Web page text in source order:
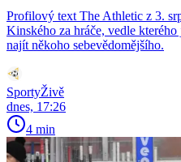
Profilový text The Athletic z 3.
Kinského za hráče, vedle
najít někoho sebevědomějšího.
SportyŽivě
dnes, 17:26
4 min